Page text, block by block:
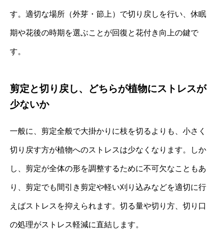
す。適切な場所（外芽・節上）で切り戻しを行い、休眠
期や花後の時期を選ぶことが回復と花付き向上の鍵で
す。
剪定と切り戻し、どちらが植物にストレスが
少ないか
一般に、剪定全般で大掛かりに枝を切るよりも、小さく
切り戻す方が植物へのストレスは少なくなります。しか
し、剪定が全体の形を調整するために不可欠なこともあ
り、剪定でも間引き剪定や軽い刈り込みなどを適切に行
えばストレスを抑えられます。切る量や切り方、切り口
の処理がストレス軽減に直結します。